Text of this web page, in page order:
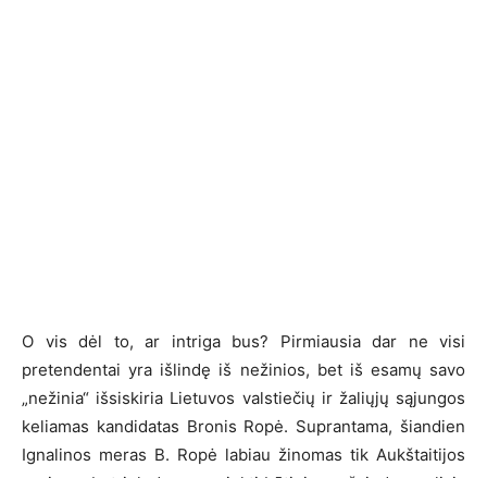
O vis dėl to, ar intriga bus? Pirmiausia dar ne visi
pretendentai yra išlindę iš nežinios, bet iš esamų savo
„nežinia“ išsiskiria Lietuvos valstiečių ir žaliųjų sąjungos
keliamas kandidatas Bronis Ropė. Suprantama, šiandien
Ignalinos meras B. Ropė labiau žinomas tik Aukštaitijos